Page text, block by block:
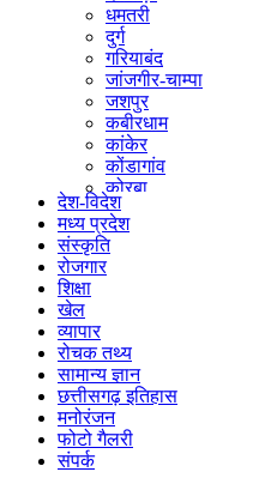
धमतरी
दुर्ग
गरियाबंद
जांजगीर-चाम्पा
जशपुर
कबीरधाम
कांकेर
कोंडागांव
कोरबा
कोरिया
महासमुंद
मुंगेली
नारायणपुर
सुकमा
सूरजपुर
सरगुजा
गौरेला पेंड्रा मरवाही
खैरागढ़-छुईखदान-गंडई
देश-विदेश
मध्य प्रदेश
संस्कृति
रोजगार
शिक्षा
खेल
व्यापार
रोचक तथ्य
सामान्य ज्ञान
छत्तीसगढ़ इतिहास
मनोरंजन
फोटो गैलरी
संपर्क